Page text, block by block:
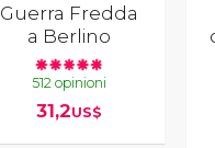
Guerra Fredda
a Berlino
512 opinioni
31,2US$